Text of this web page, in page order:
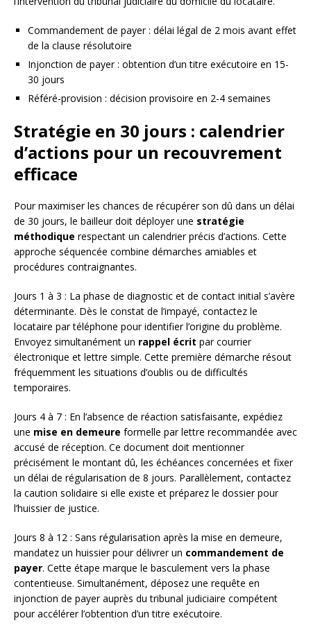
Commandement de payer : délai légal de 2 mois avant effet
de la clause résolutoire
Injonction de payer : obtention d’un titre exécutoire en 15-
30 jours
Référé-provision : décision provisoire en 2-4 semaines
Stratégie en 30 jours : calendrier
d’actions pour un recouvrement
efficace
Pour maximiser les chances de récupérer son dû dans un délai
de 30 jours, le bailleur doit déployer une stratégie
méthodique respectant un calendrier précis d’actions. Cette
approche séquencée combine démarches amiables et
procédures contraignantes.
Jours 1 à 3 : La phase de diagnostic et de contact initial s’avère
déterminante. Dès le constat de l’impayé, contactez le
locataire par téléphone pour identifier l’origine du problème.
Envoyez simultanément un rappel écrit par courrier
électronique et lettre simple. Cette première démarche résout
fréquemment les situations d’oublis ou de difficultés
temporaires.
Jours 4 à 7 : En l’absence de réaction satisfaisante, expédiez
une mise en demeure formelle par lettre recommandée avec
accusé de réception. Ce document doit mentionner
précisément le montant dû, les échéances concernées et fixer
un délai de régularisation de 8 jours. Parallèlement, contactez
la caution solidaire si elle existe et préparez le dossier pour
l’huissier de justice.
Jours 8 à 12 : Sans régularisation après la mise en demeure,
mandatez un huissier pour délivrer un commandement de
payer. Cette étape marque le basculement vers la phase
contentieuse. Simultanément, déposez une requête en
injonction de payer auprès du tribunal judiciaire compétent
pour accélérer l’obtention d’un titre exécutoire.